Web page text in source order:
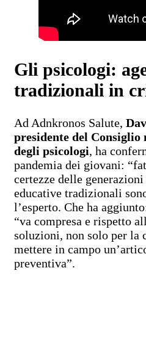
Gli psicologi:
tradizionali in
Ad Adnkronos Salute,
presidente del Consiglio
degli psicologi, ha
pandemia dei giovani:
certezze delle
educative tradizionali
l’esperto. Che ha
“va compresa e rispetto
soluzioni, non solo per la
mettere in campo
preventiva”.